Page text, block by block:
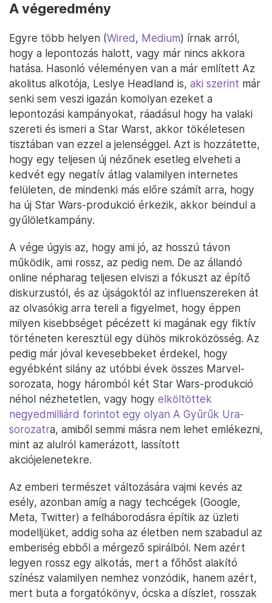
A végeredmény
Egyre több helyen (Wired, Medium) írnak arról,
hogy a lepontozás halott, vagy már nincs akkora
hatása. Hasonló véleményen van a már említett Az
akolitus alkotója, Leslye Headland is, aki szerint már
senki sem veszi igazán komolyan ezeket a
lepontozási kampányokat, ráadásul hogy ha valaki
szereti és ismeri a Star Warst, akkor tökéletesen
tisztában van ezzel a jelenséggel. Azt is hozzátette,
hogy egy teljesen új nézőnek esetleg elveheti a
kedvét egy negatív átlag valamilyen internetes
felületen, de mindenki más előre számít arra, hogy
ha új Star Wars-produkció érkezik, akkor beindul a
gyűlöletkampány.
A vége úgyis az, hogy ami jó, az hosszú távon
működik, ami rossz, az pedig nem. De az állandó
online népharag teljesen elviszi a fókuszt az építő
diskurzustól, és az újságoktól az influenszereken át
az olvasókig arra tereli a figyelmet, hogy éppen
milyen kisebbséget pécézett ki magának egy fiktív
történeten keresztül egy dühös mikroközösség. Az
pedig már jóval kevesebbeket érdekel, hogy
egyébként silány az utóbbi évek összes Marvel-
sorozata, hogy háromból két Star Wars-produkció
néhol nézhetetlen, vagy hogy elköltöttek
negyedmilliárd forintot egy olyan A Gyűrűk Ura-
sorozatra, amiből semmi másra nem lehet emlékezni,
mint az alulról kamerázott, lassított
akciójelenetekre.
Az emberi természet változására vajmi kevés az
esély, azonban amíg a nagy techcégek (Google,
Meta, Twitter) a felháborodásra építik az üzleti
modelljüket, addig soha az életben nem szabadul az
emberiség ebből a mérgező spirálból. Nem azért
legyen rossz egy alkotás, mert a főhőst alakító
színész valamilyen nemhez vonzódik, hanem azért,
mert buta a forgatókönyv, ócska a díszlet, rosszak